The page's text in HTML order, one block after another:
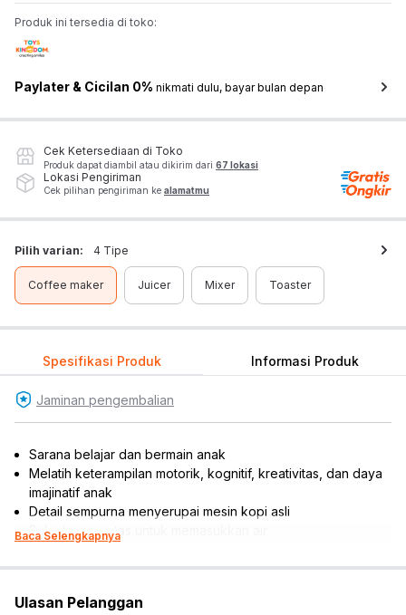
Produk ini tersedia di toko:
Paylater & Cicilan 0% nikmati dulu, bayar bulan depan
Cek Ketersediaan di Toko
Produk dapat diambil atau dikirim dari 67 lokasi
Lokasi Pengiriman
Cek pilihan pengiriman ke alamatmu
Pilih varian: 4 Tipe
Coffee maker Juicer Mixer Toaster
Spesifikasi Produk Informasi Produk
Jaminan pengembalian
Sarana belajar dan bermain anak
Melatih keterampilan motorik, kognitif, kreativitas, dan daya
imajinatif anak
Detail sempurna menyerupai mesin kopi asli
Buka bagian atas untuk memasukkan air
air
Isi : 1 pc
Baca Selengkapnya
Ulasan Pelanggan